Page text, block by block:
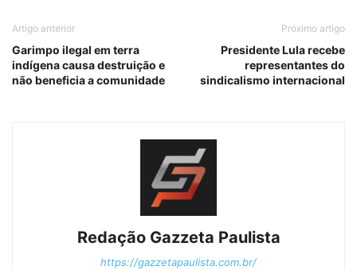
Artigo anterior
Garimpo ilegal em terra
indígena causa destruição e
não beneficia a comunidade
Próximo artigo
Presidente Lula recebe
representantes do
sindicalismo internacional
Redação Gazzeta Paulista
https://gazzetapaulista.com.br/